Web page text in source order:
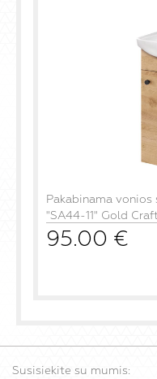
Pakabinama
"SA44-11" Gold
95.00 €
Susisiekite su mumis: